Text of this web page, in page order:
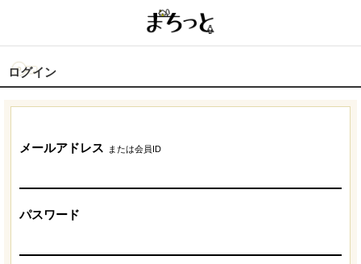
ログイン
メールアドレス または会員ID
パスワード